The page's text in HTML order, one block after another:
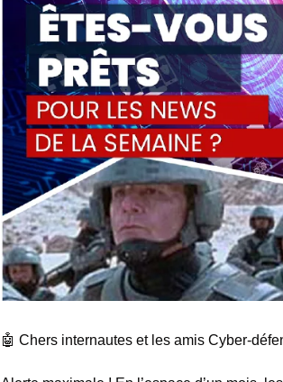
🤖 Chers internautes et les amis Cyber-